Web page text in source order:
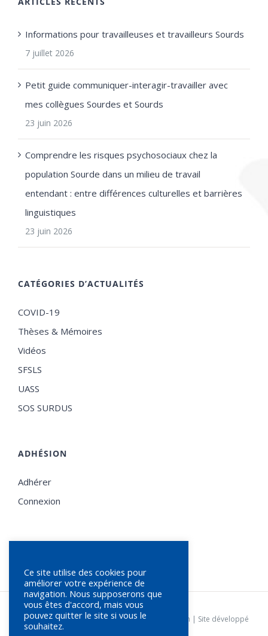
Informations pour travailleuses et travailleurs Sourds
7 juillet 2026
Petit guide communiquer-interagir-travailler avec
mes collègues Sourdes et Sourds
23 juin 2026
Comprendre les risques psychosociaux chez la
population Sourde dans un milieu de travail
entendant : entre différences culturelles et barrières
linguistiques
23 juin 2026
CATÉGORIES D’ACTUALITÉS
COVID-19
Thèses & Mémoires
Vidéos
SFSLS
UASS
SOS SURDUS
ADHÉSION
Adhérer
Connexion
© Copyright2026 | SFSLS |Statuts de l'association | Site développé
Ce site utilise des cookies pour
améliorer votre expérience de
navigation. Nous supposerons que
vous êtes d'accord, mais vous
pouvez quitter le site si vous le
souhaitez.